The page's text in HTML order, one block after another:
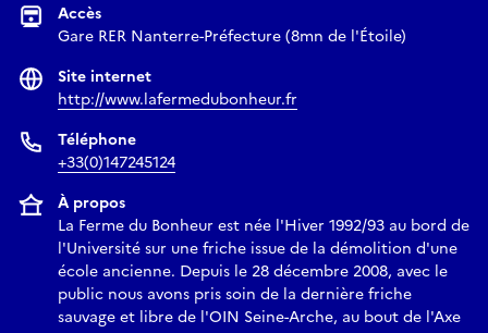
Accès
Gare RER Nanterre-Préfecture (8mn de l'Étoile)
Site internet
http://www.lafermedubonheur.fr
Téléphone
+33(0)147245124
À propos
La Ferme du Bonheur est née l'Hiver 1992/93 au bord de
l'Université sur une friche issue de la démolition d'une
école ancienne. Depuis le 28 décembre 2008, avec le
public nous avons pris soin de la dernière friche
sauvage et libre de l'OIN Seine-Arche, au bout de l'Axe